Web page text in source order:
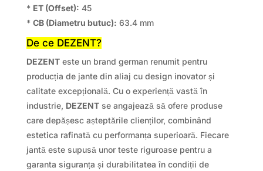
* ET (Offset): 45
* CB (Diametru butuc): 63.4 mm
De ce DEZENT?
DEZENTeste un brand german renumit pentru
producția de jante din aliaj cu design inovator și
calitate excepțională. Cu o experiență vastă în
industrie, DEZENTse angajează să ofere produse
care depășesc așteptările clienților, combinând
estetica rafinată cu performanța superioară. Fiecare
jantă este supusă unor teste riguroase pentru a
garanta siguranța și durabilitatea în condiții de